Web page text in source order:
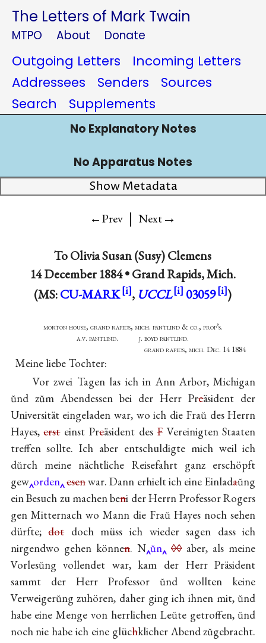
The Letters of Mark Twain
MTPO About Donate
Outgoing Letters
Incoming Letters
Addressees
Senders
Sources
Search
Supplements
No Explanatory Notes
No Apparatus Notes
Show Metadata
←Prev | Next→
To Olivia Susan (Susy) Clemens
14 December 1884 •Grand Rapids, Mich.
(MS:CU-MARK , UCCL 03059 )
morton house, grand rapids, mich. pantlind & co., prop’s.
a.v. pantlind. j. boyd pantlind.
grand rapids, mich. Dec. 14 1884
Meine liebe Tochter:
Vor zwei Tagen las ich in Ann Arbor, Michigan
ŭnd zŭm Abendessen bei der Herr Preäsident der
Universität eingeladen war, wo ich die Fraŭ des Herrn
Hayes,ersteinst Preäsident desFVereinigten Staaten
treffen sollte. Ich aber entschuldigte mich weil ich
dŭrch meine nächtliche Reisefahrt ganz erschöpft
gew orden esenwar. Dann erhielt ich eine Einladaŭng
ein Besuch zu machen beni der Herrn Professor Rogers
gen Mitternach wo Mann die Fraŭ Hayes noch sehen
dürfte;dotdoch müss ich wieder sagen dass ich
nirgendwo gehen können. N ŭn ◊◊aber, als meine
Vorlesŭng vollendet war, kam der Herr Präsident
sammt der Herr Professor ŭnd wollten keine
Verweigerŭng zuhören, daher ging ich ihnen mit, ŭnd
habe eine Menge von herrlichen Leŭte getroffen, ŭnd
noch nie habe ich eine glüchklicher Abend zŭgebracht.